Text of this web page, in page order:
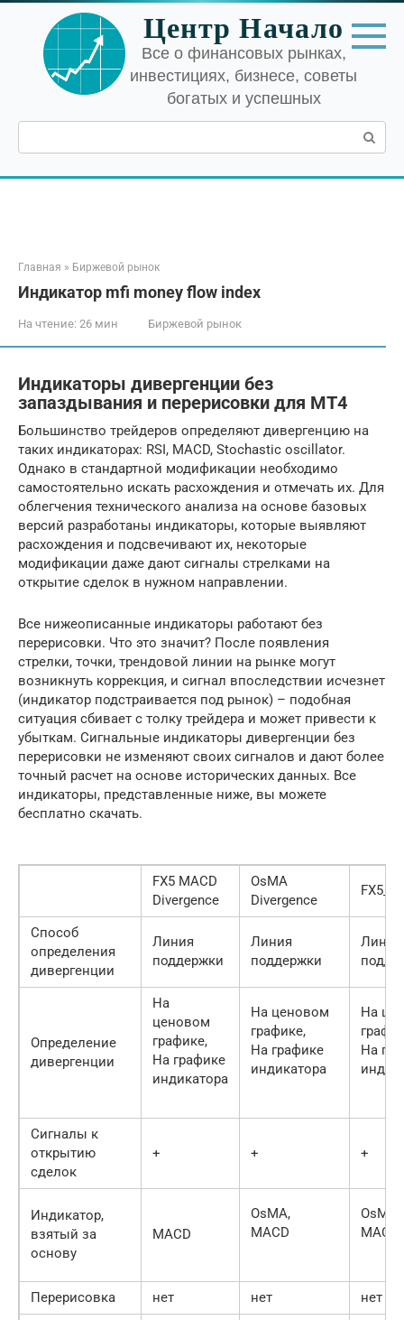
Перейти
контенту
Центр Начало
Все о финансовых рынках,
инвестициях, бизнесе, советы
богатых и успешных
Поиск:
Главная » Биржевой рынок
Индикатор mfi money flow index
На чтение: 26 мин Биржевой рынок
Индикаторы дивергенции без
запаздывания и перерисовки для МТ4
Большинство трейдеров определяют дивергенцию на
таких индикаторах: RSI, MACD, Stochastic oscillator.
Однако в стандартной модификации необходимо
самостоятельно искать расхождения и отмечать их. Для
облегчения технического анализа на основе базовых
версий разработаны индикаторы, которые выявляют
расхождения и подсвечивают их, некоторые
модификации даже дают сигналы стрелками на
открытие сделок в нужном направлении.
Все нижеописанные индикаторы работают без
перерисовки. Что это значит? После появления
стрелки, точки, трендовой линии на рынке могут
возникнуть коррекция, и сигнал впоследствии исчезнет
(индикатор подстраивается под рынок) – подобная
ситуация сбивает с толку трейдера и может привести к
убыткам. Сигнальные индикаторы дивергенции без
перерисовки не изменяют своих сигналов и дают более
точный расчет на основе исторических данных. Все
индикаторы, представленные ниже, вы можете
бесплатно скачать.
FX5 MACD
Divergence
OsMA
Divergence
Способ
определения
дивергенции
Линия
поддержки
Линия
поддержки
Линия
Определение
дивергенции
На
ценовом
графике,
На графике
индикатора
На ценовом
графике,
На графике
индикатора
На
На
Сигналы к
открытию
сделок
+ + +
Индикатор,
взятый за
основу
MACD
OsMA,
MACD
OsMA,
MACD
Перерисовка нет нет нет